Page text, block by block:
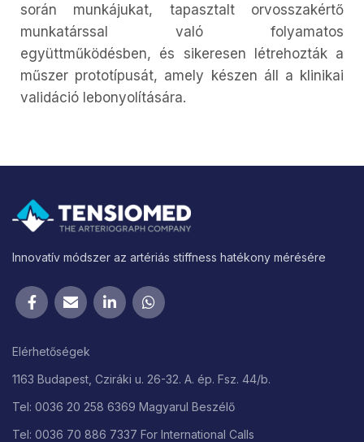
során munkájukat, tapasztalt orvosszakértő
munkatárssal való folyamatos
együttműködésben, és sikeresen létrehozták a
műszer prototípusát, amely készen áll a klinikai
validáció lebonyolítására.
Innovatív módszer az artériás stiffness hatékony mérésére
Elérhetőségek
1163 Budapest, Cziráki u. 26-32. A. ép. Fsz. 44/b.
Tel: 0036 20 258 6369 Magyarul Beszélő
Tel: 0036 70 886 7337 For International Calls